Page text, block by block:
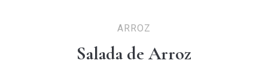
ARROZ
Salada de Arroz